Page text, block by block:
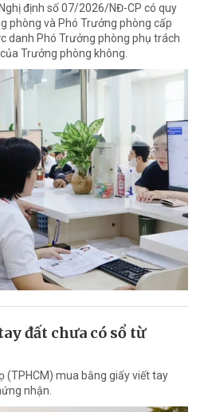
định số 07/2026/NĐ-CP có quy
phòng và Phó Trưởng phòng cấp
danh Phó Trưởng phòng phụ trách
Trưởng phòng không.
đất chưa có sổ từ
(TPHCM) mua bằng giấy viết tay
nhận.